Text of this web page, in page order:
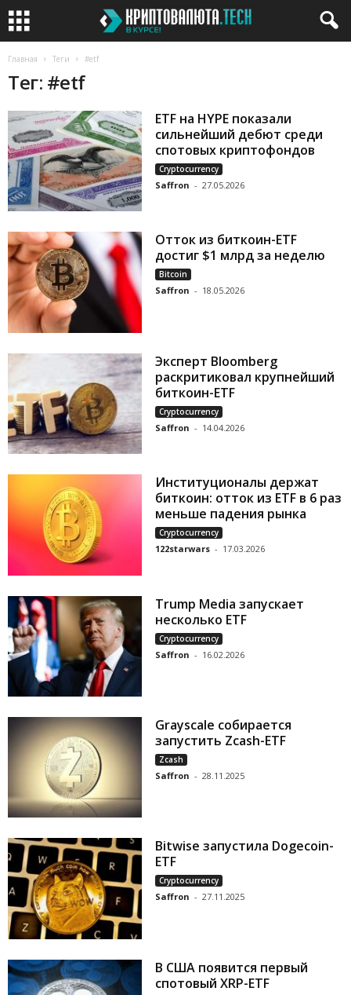
Главная Теги #etf
Тег: #etf
ETF на HYPE показали
сильнейший дебют среди
спотовых криптофондов
Cryptocurrency
Saffron - 27.05.2026
Отток из биткоин-ETF
достиг $1 млрд за неделю
Bitcoin
Saffron - 18.05.2026
Эксперт Bloomberg
раскритиковал крупнейший
биткоин-ETF
Cryptocurrency
Saffron - 14.04.2026
Институционалы держат
биткоин: отток из ETF в 6 раз
меньше падения рынка
Cryptocurrency
122starwars - 17.03.2026
Trump Media запускает
несколько ETF
Cryptocurrency
Saffron - 16.02.2026
Grayscale собирается
запустить Zcash-ETF
Zcash
Saffron - 28.11.2025
Bitwise запустила Dogecoin-
ETF
Cryptocurrency
Saffron - 27.11.2025
В США появится первый
спотовый XRP-ETF